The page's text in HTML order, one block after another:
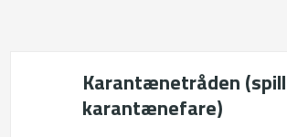
Karantænetråden
karantænefare)